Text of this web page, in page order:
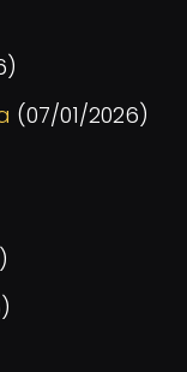
(07/01/2026)